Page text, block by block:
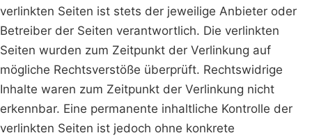
verlinkten Seiten ist stets der jeweilige Anbieter oder
Betreiber der Seiten verantwortlich. Die verlinkten
Seiten wurden zum Zeitpunkt der Verlinkung auf
mögliche Rechtsverstöße überprüft. Rechtswidrige
Inhalte waren zum Zeitpunkt der Verlinkung nicht
erkennbar. Eine permanente inhaltliche Kontrolle der
verlinkten Seiten ist jedoch ohne konkrete